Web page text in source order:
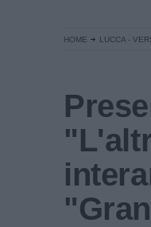
HOME LUCCA -